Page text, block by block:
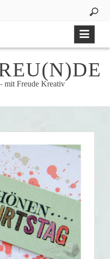
mit Freude Kreativ